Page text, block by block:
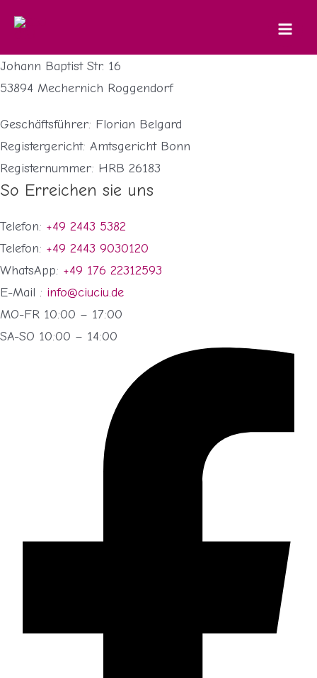
contenido
Johann Baptist Str. 16
53894 Mechernich Roggendorf
Geschäftsführer: Florian Belgard
Registergericht: Amtsgericht Bonn
Registernummer: HRB 26183
So Erreichen sie uns
Telefon: +49 2443 5382
Telefon: +49 2443 9030120
WhatsApp: +49 176 22312593
E-Mail : info@ciuciu.de
MO-FR 10:00 – 17:00
SA-SO 10:00 – 14:00